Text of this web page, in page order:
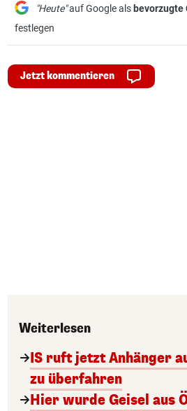
"Heute"auf Google als bevorzugte
festlegen
Jetzt kommentieren
Weiterlesen
IS ruft jetzt Anhänger
zu überfahren
Hier wurde Geisel aus